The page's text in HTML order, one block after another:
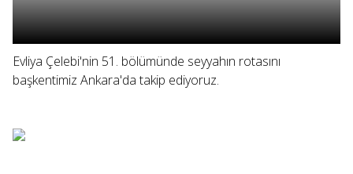
Evliya Çelebi'nin 51. bölümünde seyyahın rotasını
başkentimiz Ankara'da takip ediyoruz.